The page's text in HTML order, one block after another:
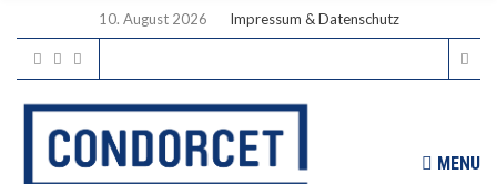
10. August 2026 Impressum & Datenschutz
MENU